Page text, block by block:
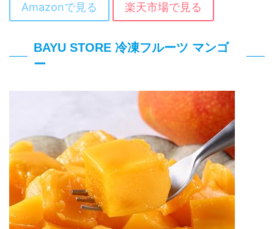
Amazonで見る 楽天市場で見る
BAYU STORE 冷凍フルーツ マンゴ
ー